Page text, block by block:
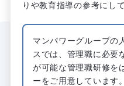
りや教育指導の参考にし
マンパワーグループの
スでは、管理職に必要
が可能な管理職研修を
ーをご用意しています。